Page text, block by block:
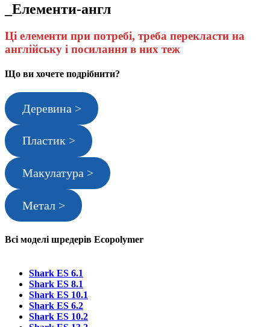
_Елементи-англ
Ці елементи при потребі, треба перекласти на
англійську і посилання в них теж
Що ви хочете подрібнити?
Деревина >
Пластик >
Макулатура >
Метал >
Всі моделі шредерів Ecopolymer
Shark ES 6.1
Shark ES 8.1
Shark ES 10.1
Shark ES 6.2
Shark ES 10.2